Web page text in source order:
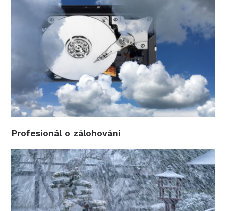
Profesionál o zálohování